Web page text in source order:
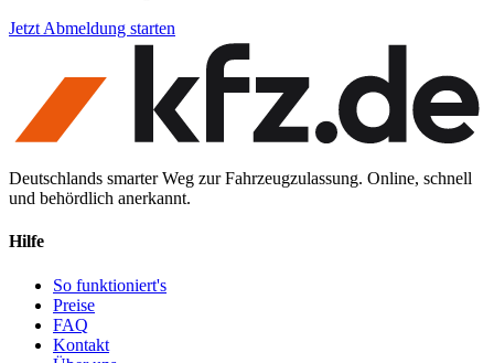
Jetzt Abmeldung starten
Deutschlands smarter Weg zur Fahrzeugzulassung. Online, schnell
und behördlich anerkannt.
Hilfe
So funktioniert's
Preise
FAQ
Kontakt